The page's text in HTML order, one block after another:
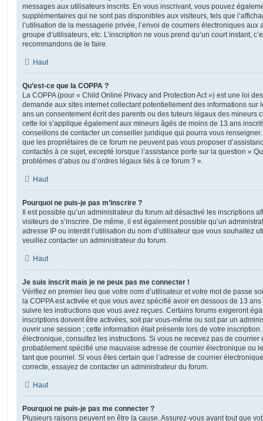
messages aux utilisateurs inscrits. En vous inscrivant, vous pouvez
supplémentaires qui ne sont pas disponibles aux visiteurs, tels que
l’utilisation de la messagerie privée, l’envoi de courriers électroniques aux
groupe d’utilisateurs, etc. L’inscription ne vous prend qu’un court instant,
recommandons de le faire.
Haut
Qu’est-ce que la COPPA ?
La COPPA (pour « Child Online Privacy and Protection Act ») est une loi
demande aux sites internet collectant potentiellement des informations sur
ans un consentement écrit des parents ou des tuteurs légaux des mineurs
cette loi s’applique également aux mineurs âgés de moins de 13 ans
conseillons de contacter un conseiller juridique qui pourra vous
que les propriétaires de ce forum ne peuvent pas vous proposer
contactés à ce sujet, excepté lorsque l’assistance porte sur la question «
problèmes d’abus ou d’ordres légaux liés à ce forum ? ».
Haut
Pourquoi ne puis-je pas m’inscrire ?
Il est possible qu’un administrateur du forum ait désactivé les inscriptions
visiteurs de s’inscrire. De même, il est également possible qu’un
adresse IP ou interdit l’utilisation du nom d’utilisateur que vous souhaitez
veuillez contacter un administrateur du forum.
Haut
Je suis inscrit mais je ne peux pas me connecter !
Vérifiez en premier lieu que votre nom d’utilisateur et votre mot de passe
la COPPA est activée et que vous avez spécifié avoir en dessous de 13
suivre les instructions que vous avez reçues. Certains forums exigeront
inscriptions doivent être activées, soit par vous-même ou soit par un
ouvrir une session ; cette information était présente lors de votre
électronique, consultez les instructions. Si vous ne recevez pas de courrier
probablement spécifié une mauvaise adresse de courrier électronique ou
tant que pourriel. Si vous êtes certain que l’adresse de courrier
correcte, essayez de contacter un administrateur du forum.
Haut
Pourquoi ne puis-je pas me connecter ?
Plusieurs raisons peuvent en être la cause. Assurez-vous avant tout que